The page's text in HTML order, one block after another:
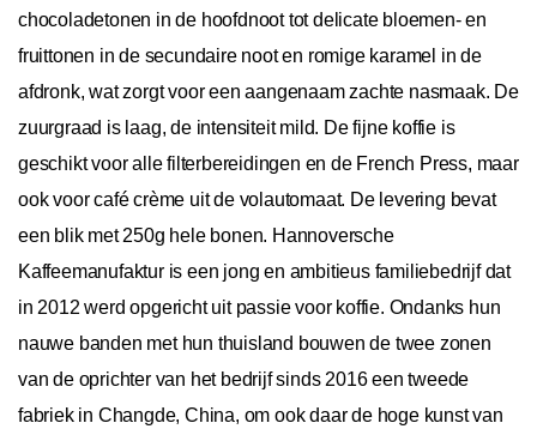
chocoladetonen in de hoofdnoot tot delicate bloemen- en
fruittonen in de secundaire noot en romige karamel in de
afdronk, wat zorgt voor een aangenaam zachte nasmaak. De
zuurgraad is laag, de intensiteit mild. De fijne koffie is
geschikt voor alle filterbereidingen en de French Press, maar
ook voor café crème uit de volautomaat. De levering bevat
een blik met 250g hele bonen. Hannoversche
Kaffeemanufaktur is een jong en ambitieus familiebedrijf dat
in 2012 werd opgericht uit passie voor koffie. Ondanks hun
nauwe banden met hun thuisland bouwen de twee zonen
van de oprichter van het bedrijf sinds 2016 een tweede
fabriek in Changde, China, om ook daar de hoge kunst van